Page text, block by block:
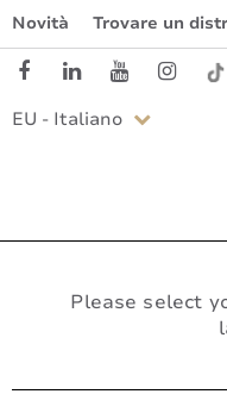
Novità Trovare un
EU - Italiano
Please select